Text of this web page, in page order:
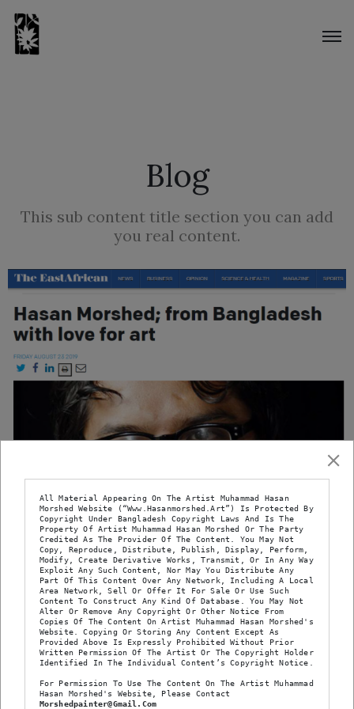
Blog
This sub content title section you can add
you real content.
March 8, 2024
Hasan Morshed
Press Release
Hasan Morshed; from
All Material Appearing On The Artist Muhammad Hasan
Morshed Website (“www.hasanmorshed.art”) Is Protected By
Copyright Under Bangladesh Copyright Laws And Is The
Property Of Artist Muhammad Hasan Morshed Or The Party
Credited As The Provider Of The Content. You May Not
Copy, Reproduce, Distribute, Publish, Display, Perform,
Modify, Create Derivative Works, Transmit, Or In Any Way
Exploit Any Such Content, Nor May You Distribute Any
Part Of This Content Over Any Network, Including A Local
Area Network, Sell Or Offer It For Sale Or Use Such
Content To Construct Any Kind Of Database. You May Not
Alter Or Remove Any Copyright Or Other Notice From
Copies Of The Content On Artist Muhammad Hasan Morshed's
Website. Copying Or Storing Any Content Except As
Provided Above Is Expressly Prohibited Without Prior
Written Permission Of The Artist Or The Copyright Holder
Identified In The Individual Content’s Copyright Notice.
For Permission To Use The Content On The Artist Muhammad
Morshedpainter@gmail.com